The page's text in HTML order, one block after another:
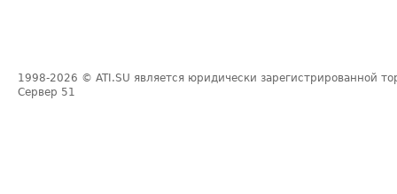
1998-2026 © ATI.SU является юридически зарегистрированной
Сервер 51